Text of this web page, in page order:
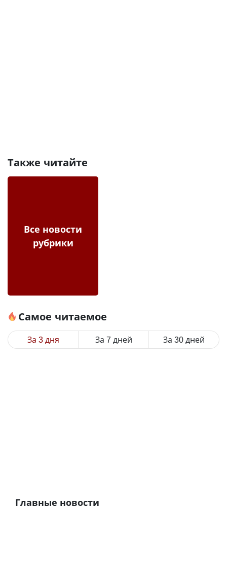
Также читайте
Все новости
рубрики
Самое читаемое
За 3 дня За 7 дней За 30 дней
Главные новости